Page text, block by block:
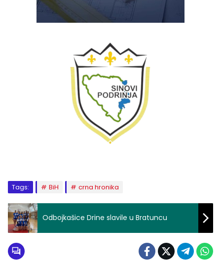
Tags: BiH crna hronika
Odbojkašice Drine slavile u Bratuncu